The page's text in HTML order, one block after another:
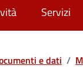
Servizi
e dati /